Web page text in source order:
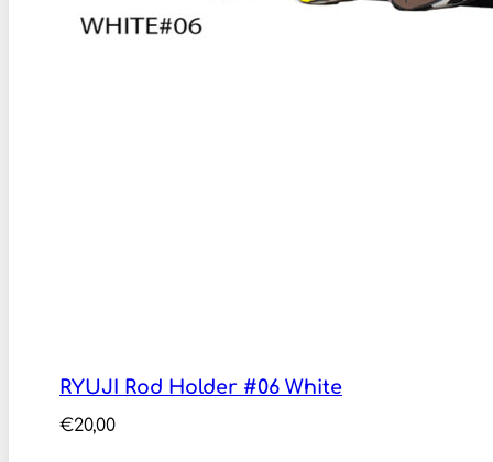
RYUJI Rod Holder #06 White
€20,00